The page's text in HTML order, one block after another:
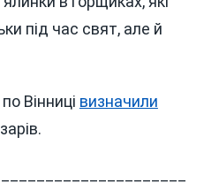
під час свят, але й
Вінниці визначили